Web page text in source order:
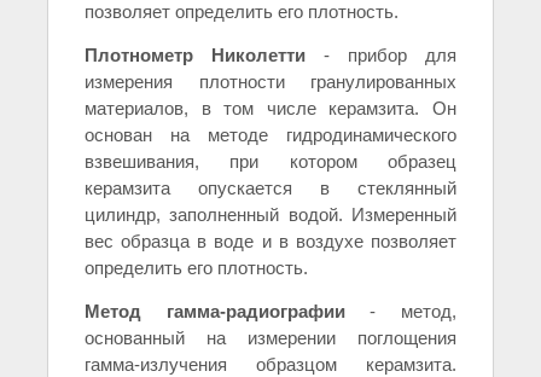
позволяет определить его плотность.
Плотнометр Николетти - прибор для
измерения плотности гранулированных
материалов, в том числе керамзита. Он
основан на методе гидродинамического
взвешивания, при котором образец
керамзита опускается в стеклянный
цилиндр, заполненный водой. Измеренный
вес образца в воде и в воздухе позволяет
определить его плотность.
Метод гамма-радиографии- метод,
основанный на измерении поглощения
гамма-излучения образцом керамзита.